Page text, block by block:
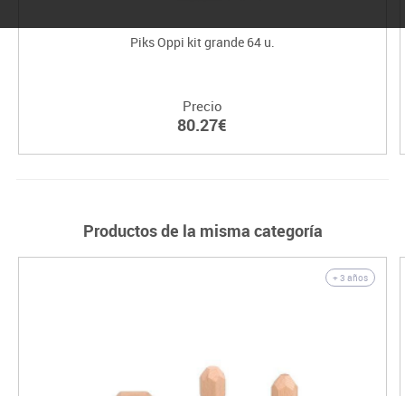
Piks Oppi kit grande 64 u.
Precio
80.27€
Productos de la misma categoría
+ 3 años